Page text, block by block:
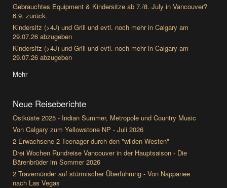
Gebrauchtes Equipment & Kindersitze ab 7./8. July in Vancouver?
6.9. zurück.
Kindersitz (>4J) und Grill und evtl. noch mehr in Calgary am
29.07.26 abzugeben
Kindersitz (>4J) und Grill und evtl. noch mehr in Calgary am
29.07.26 abzugeben
Mehr
Neue Reiseberichte
Ostküste 2025 - Indian Summer, Metropole und Country Music
Von Calgary zum Yellowstone NP - Juli 2026
2 Erwachsene 2 Teenager durch den "wilden Westen"
Drei Wochen Rundreise Vancouver in der Hauptsaison - Die
Bärenbrüder im Sommer 2026
2 Travemünder auf stürmischer Überführung - Von Nappanee
nach Las Vegas